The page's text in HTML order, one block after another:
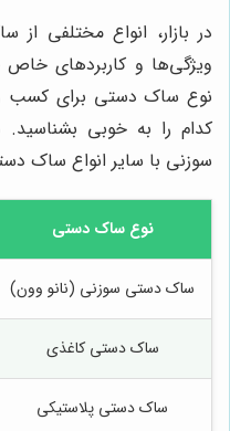
در بازار، انواع مختلفی
ویژگی‌ها و کاربردهای خاص
نوع ساک دستی برای کسب و
کدام را به خوبی
سوزنی با سایر انواع ساک
نوع ساک دستی
ساک دستی سوزنی (نانو وون)
ساک دستی کاغذی
ساک دستی پلاستیکی